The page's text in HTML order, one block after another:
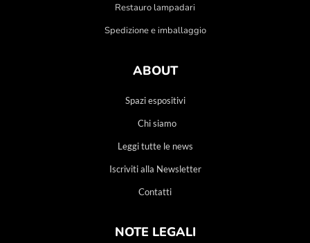
Restauro lampadari
Spedizione e imballaggio
ABOUT
Spazi espositivi
Chi siamo
Leggi tutte le news
Iscriviti alla Newsletter
Contatti
NOTE LEGALI